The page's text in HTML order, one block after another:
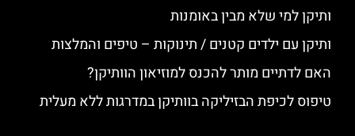
ותיקן למי שלא מבין באומנות
ותיקן עם ילדים קטנים / תינוקות – טיפים והמלצות
האם לדתיים מותר להכנס למוזיאון הוותיקן?
טיפוס לכיפת הבזיליקה בוותיקן במדרגות ללא מעלית